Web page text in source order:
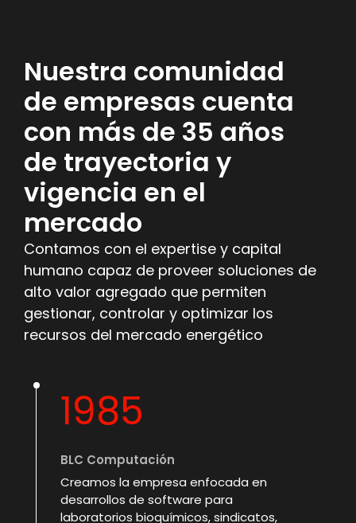
Nuestra comunidad
de empresas cuenta
con más de 35 años
de trayectoria y
vigencia en el
mercado
Contamos con el expertise y capital
humano capaz de proveer soluciones de
alto valor agregado que permiten
gestionar, controlar y optimizar los
recursos del mercado energético
1985
BLC Computación
Creamos la empresa enfocada en
desarrollos de software para
laboratorios bioquímicos, sindicatos,